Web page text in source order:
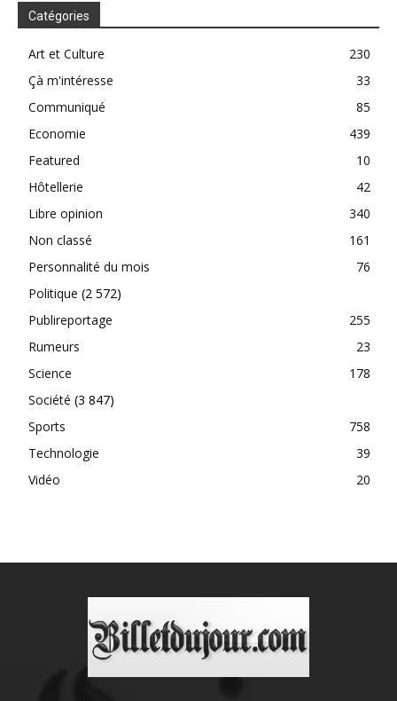
Catégories
Art et Culture
230
Çà m'intéresse
33
Communiqué
85
Economie
439
Featured
10
Hôtellerie
42
Libre opinion
340
Non classé
161
Personnalité du mois
76
Politique (2 572)
Publireportage
255
Rumeurs
23
Science
178
Société (3 847)
Sports
758
Technologie
39
Vidéo
20